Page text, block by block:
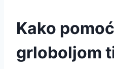
Kako
grloboljom